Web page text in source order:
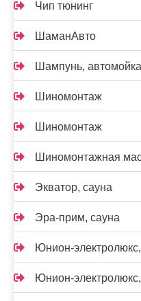
Чип тюнинг
ШаманАвто
Шампунь, автомойка
Шиномонтаж
Шиномонтаж
Шиномонтажная
Экватор, сауна
Эра-прим, сауна
Юнион-
Юнион-